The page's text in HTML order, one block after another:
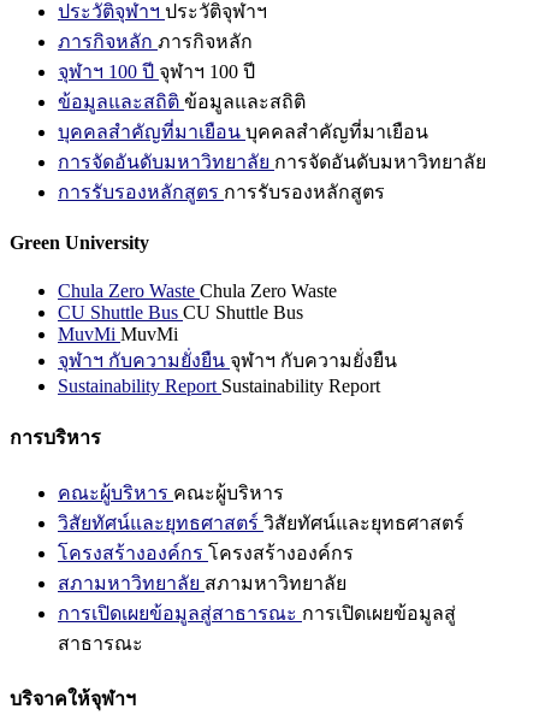
ประวัติจุฬาฯ ประวัติจุฬาฯ
ภารกิจหลัก ภารกิจหลัก
จุฬาฯ 100 ปี จุฬาฯ 100 ปี
ข้อมูลและสถิติ ข้อมูลและสถิติ
บุคคลสำคัญที่มาเยือน บุคคลสำคัญที่มาเยือน
การจัดอันดับมหาวิทยาลัย การจัดอันดับมหาวิทยาลัย
การรับรองหลักสูตร การรับรองหลักสูตร
Green University
Chula Zero Waste Chula Zero Waste
CU Shuttle Bus CU Shuttle Bus
MuvMi MuvMi
จุฬาฯ กับความยั่งยืน จุฬาฯ กับความยั่งยืน
Sustainability Report Sustainability Report
การบริหาร
คณะผู้บริหาร คณะผู้บริหาร
วิสัยทัศน์และยุทธศาสตร์ วิสัยทัศน์และยุทธศาสตร์
โครงสร้างองค์กร โครงสร้างองค์กร
สภามหาวิทยาลัย สภามหาวิทยาลัย
การเปิดเผยข้อมูลสู่สาธารณะ การเปิดเผยข้อมูลสู่
สาธารณะ
บริจาคให้จุฬาฯ